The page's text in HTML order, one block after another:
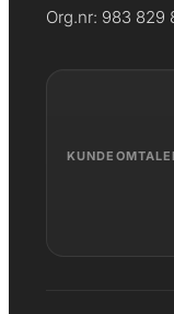
Org.nr: 983 829